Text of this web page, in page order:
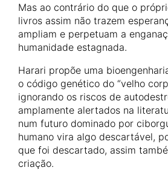
Mas ao contrário do que o
livros assim não trazem
ampliam e perpetuam a
humanidade estagnada.
Harari propõe uma
o código genético do “velho
ignorando os riscos de
amplamente alertados na
num futuro dominado por
humano vira algo descartável,
que foi descartado, assim
criação.